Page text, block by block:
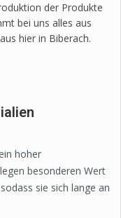
der Produkte
bei uns alles aus
hier in Biberach.
hoher
besonderen Wert
sie sich lange an